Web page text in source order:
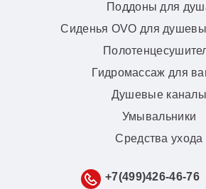
Поддоны для
Сиденья OVO для
Гидромассаж для
Душевые каналы
Умывальники
Средства ухода
+7(499)426-46-76